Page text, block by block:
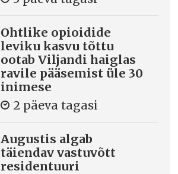
Ohtlike opioidide
leviku kasvu tõttu
ootab Viljandi haiglas
ravile pääsemist üle 30
inimese
2 päeva tagasi
Augustis algab
täiendav vastuvõtt
residentuuri